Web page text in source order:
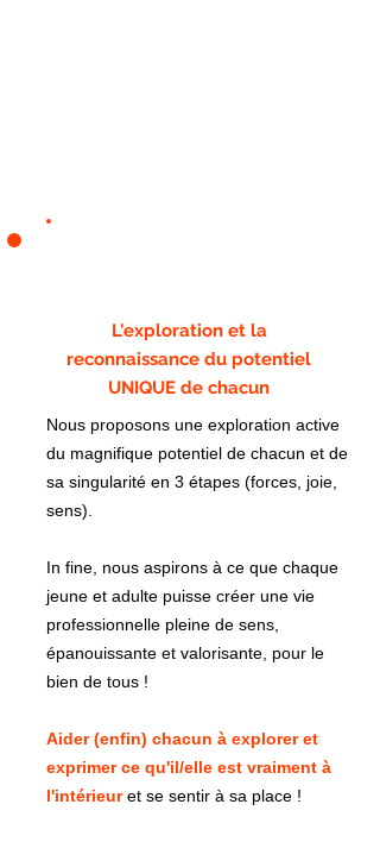
L'exploration et la
reconnaissance du potentiel
UNIQUE de chacun
Nous proposons une exploration active
du magnifique potentiel de chacun et de
sa singularité en 3 étapes (forces, joie,
sens).
In fine, nous aspirons à ce que chaque
jeune et adulte puisse créer une vie
professionnelle pleine de sens,
épanouissante et valorisante, pour le
bien de tous !
Aider (enfin) chacun à explorer et
exprimer ce qu'il/elle est vraiment à
l'intérieuret se sentir à sa place !